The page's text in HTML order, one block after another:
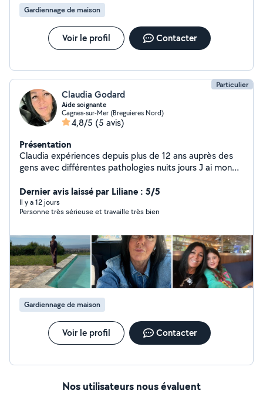
Gardiennage de maison
Voir le profil Contacter
Particulier
Claudia Godard
Aide soignante
Cagnes-sur-Mer (Breguieres Nord)
4,8/5 (5 avis)
Présentation
Claudia expériences depuis plus de 12 ans auprès des
gens avec différentes pathologies nuits jours J ai mon
Dernier avis laissé par Liliane : 5/5
Il y a 12 jours
Personne très sérieuse et travaille très bien
Gardiennage de maison
Voir le profil Contacter
Nos utilisateurs nous évaluent